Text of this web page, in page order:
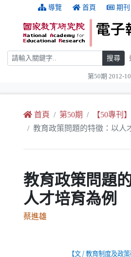
跳到主要內容 導覽 首頁 期刊
搜尋 搜尋
第50期 2012-10
首頁 第50期
【50專刊
教育政策問題的特徵：以人
教育政策問題
人才培育為例
蔡進雄
【文/教育制度及政策